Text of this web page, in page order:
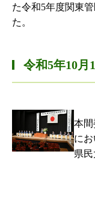
た令和5年度関東
た。
令和5年10月
本
に
県